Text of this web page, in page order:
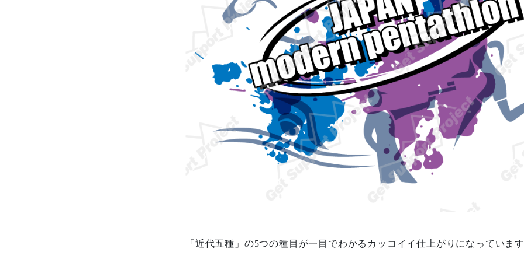
「近代五種」の5つの種目が一目でわかるカッコイイ仕上がりになっていま